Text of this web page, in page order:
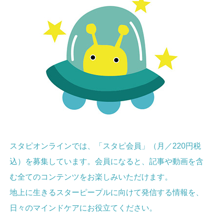
スタピオンラインでは、「スタピ会員」（月／220円税
込）を募集しています。会員になると、記事や動画を含
む全てのコンテンツをお楽しみいただけます。
地上に生きるスターピープルに向けて発信する情報を、
日々のマインドケアにお役立てください